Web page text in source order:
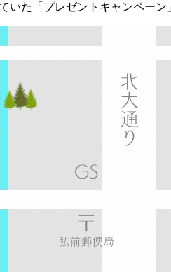
いた「プレゼントキャンペー